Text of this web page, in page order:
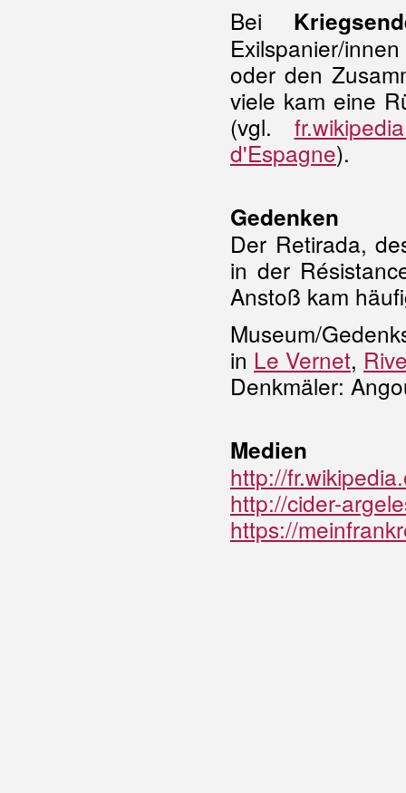
Bei
Exilspanier/
oder den
viele kam eine
(vgl.
d'Espagne).
Gedenken
Der Retirada,
in der
Anstoß kam
Museum/
in Le Vernet,
Denkmäler:
Medien
http://
http://cider-
https://